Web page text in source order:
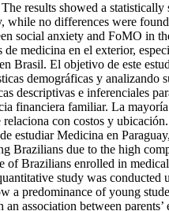
results showed a statistically
while no differences were
social anxiety and FoMO in
medicina en el exterior,
Brasil. El objetivo de este
demográficas y analizando
descriptivas e inferenciales
financiera familiar. La mayoría
con costos y
estudiar Medicina en
Brazilians due to the high
of Brazilians enrolled in
study was conducted
a predominance of young
association between parents’